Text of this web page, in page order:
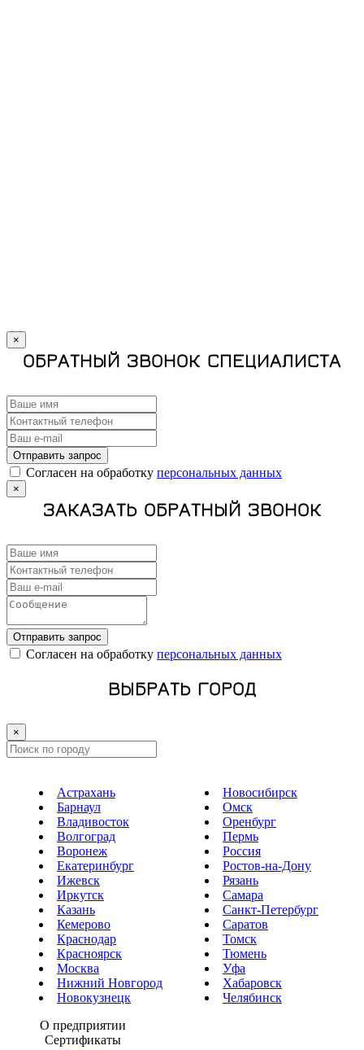
×
ОБРАТНЫЙ ЗВОНОК СПЕЦИАЛИСТА
Отправить запрос
Cогласен на обработку персональных данных
×
ЗАКАЗАТЬ ОБРАТНЫЙ ЗВОНОК
Отправить запрос
Cогласен на обработку персональных данных
ВЫБРАТЬ ГОРОД
×
Астрахань
Барнаул
Владивосток
Волгоград
Воронеж
Екатеринбург
Ижевск
Иркутск
Казань
Кемерово
Краснодар
Красноярск
Москва
Нижний Новгород
Новокузнецк
Новосибирск
Омск
Оренбург
Пермь
Россия
Ростов-на-Дону
Рязань
Самара
Санкт-Петербург
Саратов
Томск
Тюмень
Уфа
Хабаровск
Челябинск
О предприятии
Сертификаты